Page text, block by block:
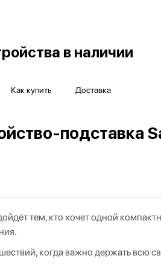
в наличии
Как купить Доставка
подставка
тем, кто хочет одной
когда важно держать всю